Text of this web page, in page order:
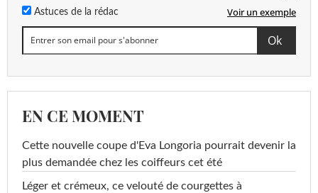
Astuces de la rédac Voir un exemple
EN CE MOMENT
Cette nouvelle coupe d'Eva Longoria pourrait devenir la
plus demandée chez les coiffeurs cet été
Léger et crémeux, ce velouté de courgettes à